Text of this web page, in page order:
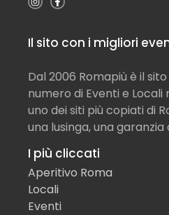
Il sito con i migliori
Dal 2006 Romapiù è il
numero di Eventi e Locali
uno dei siti più copiati di
una lusinga, una garanzia
I più cliccati
Aperitivo Roma
Locali
Eventi